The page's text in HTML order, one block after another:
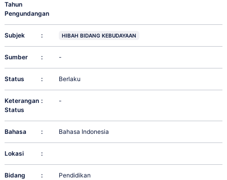
Tahun
Pengundangan
Subjek : HIBAH BIDANG KEBUDAYAAN
Sumber : -
Status : Berlaku
Keterangan
Status
: -
Bahasa : Bahasa Indonesia
Lokasi :
Bidang
: Pendidikan